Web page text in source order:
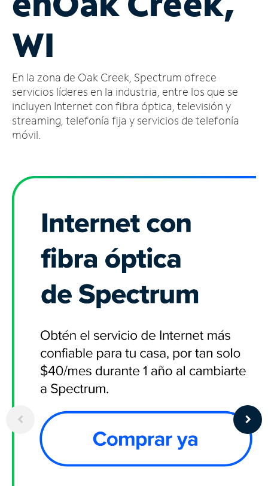
cuenta
Encuentra
tienda
WI
En la zona de Oak Creek, Spectrum ofrece
servicios líderes en la industria, entre los que se
incluyen Internet con fibra óptica, televisión y
streaming, telefonía fija y servicios de telefonía
móvil.